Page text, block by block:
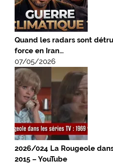
Quand les radars sont
force en Iran…
07/05/2026
2026/024 La Rougeole
2015 – YouTube